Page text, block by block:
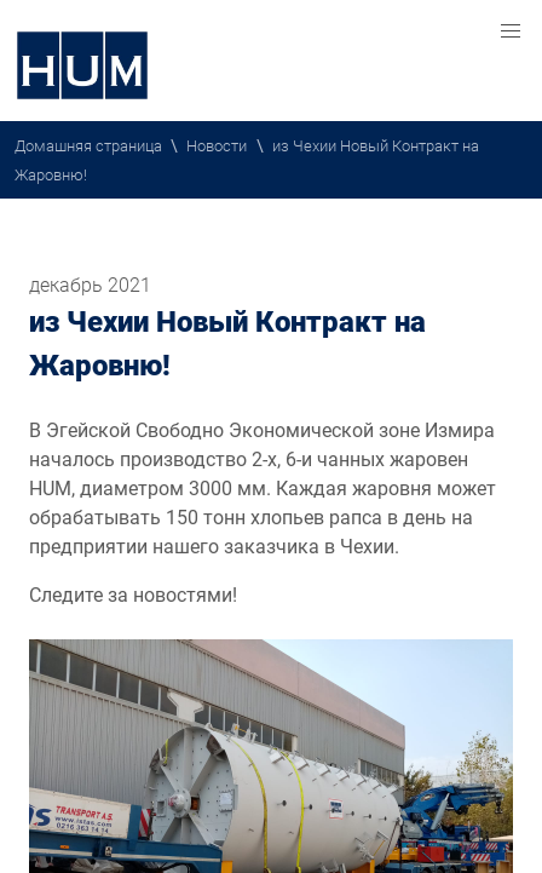
Домашняя страница \ Новости \ из Чехии Новый Контракт на
Жаровню!
декабрь 2021
из Чехии Новый Контракт на
Жаровню!
В Эгейской Свободно Экономической зоне Измира
началось производство 2-х, 6-и чанных жаровен
HUM, диаметром 3000 мм. Каждая жаровня может
обрабатывать 150 тонн хлопьев рапса в день на
предприятии нашего заказчика в Чехии.
Следите за новостями!